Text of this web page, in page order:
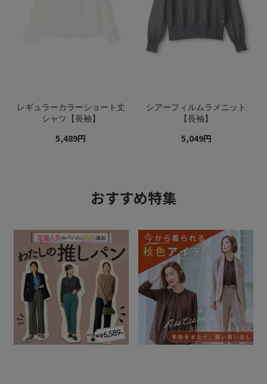
レギュラーカラーショート丈
シャツ【長袖】
5,489円
シアーフィルムラメニット
【長袖】
5,049円
おすすめ特集